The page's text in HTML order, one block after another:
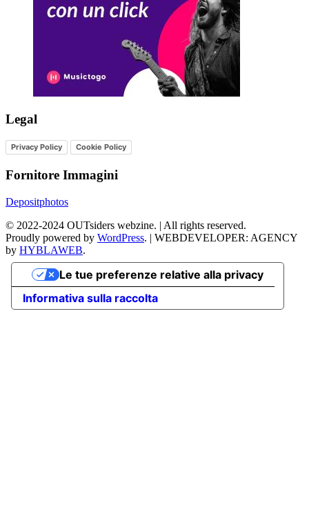
Legal
Privacy Policy Cookie Policy
Fornitore Immagini
Depositphotos
© 2022-2024 OUTsiders webzine. | All rights reserved.
Proudly powered by WordPress. | WEBDEVELOPER: AGENCY
by HYBLAWEB.
Informativa sulla raccolta
Le tue preferenze relative alla privacy